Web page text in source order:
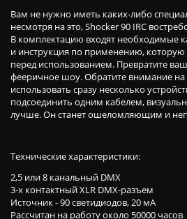
Вам не нужно иметь каких-либо
несмотря на это, Shocker 90 IRC
В комплектацию входят необходимые
и инструкция по применению,
перед использованием. Превратите
фееричное шоу. Обратите внимание на
использовать сразу несколько
подсоединить одним кабелем,
лучше. Он станет ошеломляющим и
Технические характеристики:
2,5 или 8 канальный DMX
3-х контактный XLR DMX-разъем
Источник - 90 светидиодов, 20 мА
Рассчитан на работу около 50000 часов